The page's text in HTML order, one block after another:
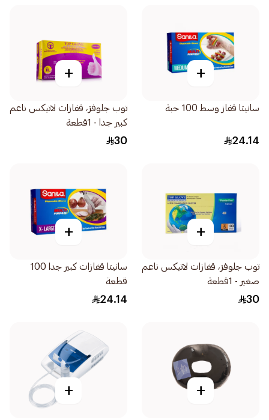
+
سانيتا قفاز وسط 100 حبة
24.14
+
توب جلوفز، قفازات لاتيكس ناعم
كبير جدا - 1قطعة
30
+
توب جلوفز، قفازات لاتيكس ناعم
صغير - 1قطعة
30
+
سانيتا قفازات كبير جدا 100
قطعة
24.14
+
+